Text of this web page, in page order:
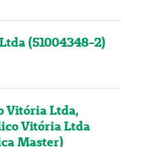
(51004348-2)
Vitória Ltda,
Vitória Ltda
Master)